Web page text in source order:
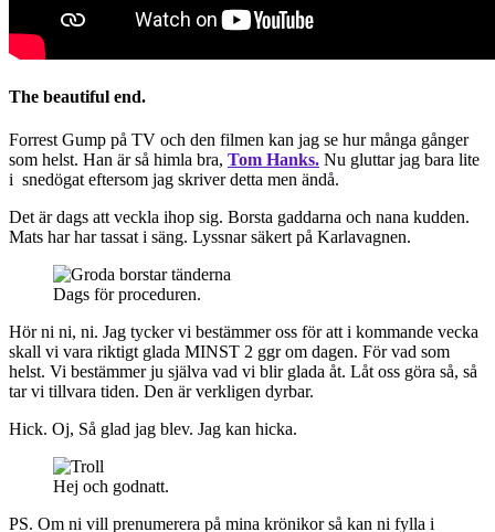
The beautiful end.
Forrest Gump på TV och den filmen kan jag se hur många gånger
som helst. Han är så himla bra, Tom Hanks. Nu gluttar jag bara lite
i snedögat eftersom jag skriver detta men ändå.
Det är dags att veckla ihop sig. Borsta gaddarna och nana kudden.
Mats har har tassat i säng. Lyssnar säkert på Karlavagnen.
Dags för proceduren.
Hör ni ni, ni. Jag tycker vi bestämmer oss för att i kommande vecka
skall vi vara riktigt glada MINST 2 ggr om dagen. För vad som
helst. Vi bestämmer ju själva vad vi blir glada åt. Låt oss göra så, så
tar vi tillvara tiden. Den är verkligen dyrbar.
Hick. Oj, Så glad jag blev. Jag kan hicka.
Hej och godnatt.
PS. Om ni vill prenumerera på mina krönikor så kan ni fylla i